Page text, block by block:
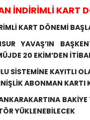
İNDİRİMLİ KART
KART DÖNEMİ
YAVAŞ’IN
20 EKİM’DEN
SİSTEMİNE KAYITLI
ABONMAN KARTI
BAKİYE
YÜKLENEBİLECEK